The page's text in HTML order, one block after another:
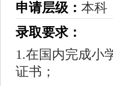
申请层级： 本科
录取要求：
1.在国内完成小
证书；